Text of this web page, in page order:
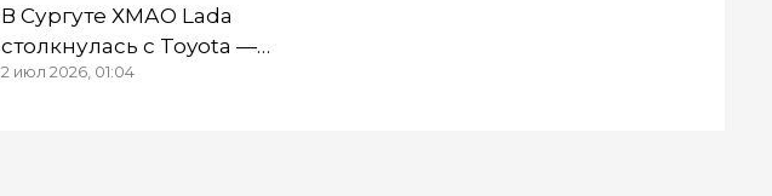
В Сургуте ХМАО Lada
столкнулась с Toyota —
водители погибли
2 июл 2026, 01:04